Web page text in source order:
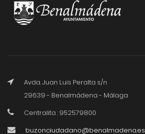
Avda. Juan Luis Peralta s/n
29639 - Benalmádena - Málaga
Centralita : 952579800
buzonciudadano@benalmadena.es